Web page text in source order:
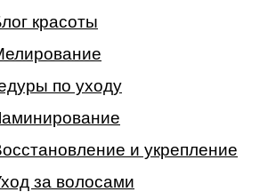
красоты
по уходу
и укрепление
за волосами